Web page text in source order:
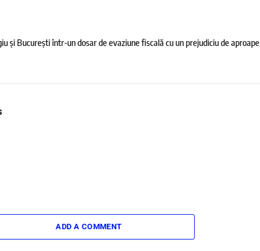
și București într-un dosar de evaziune fiscală cu un prejudiciu de
ADD A COMMENT